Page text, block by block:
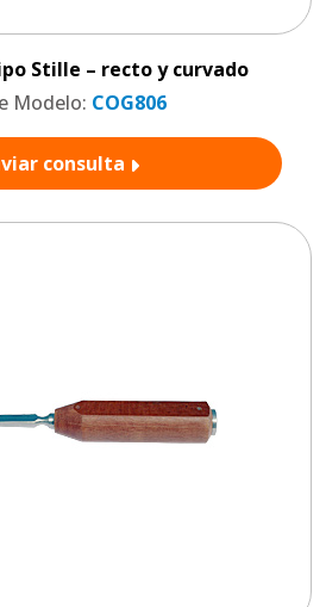
Stille – recto y curvado
Modelo: COG806
consulta